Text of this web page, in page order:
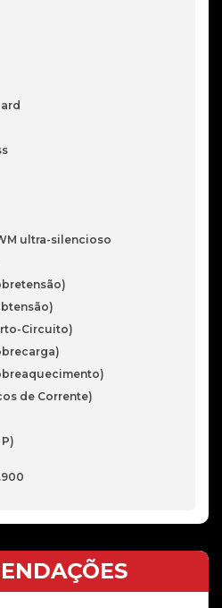
ultra-silencioso
Circuito)
de Corrente)